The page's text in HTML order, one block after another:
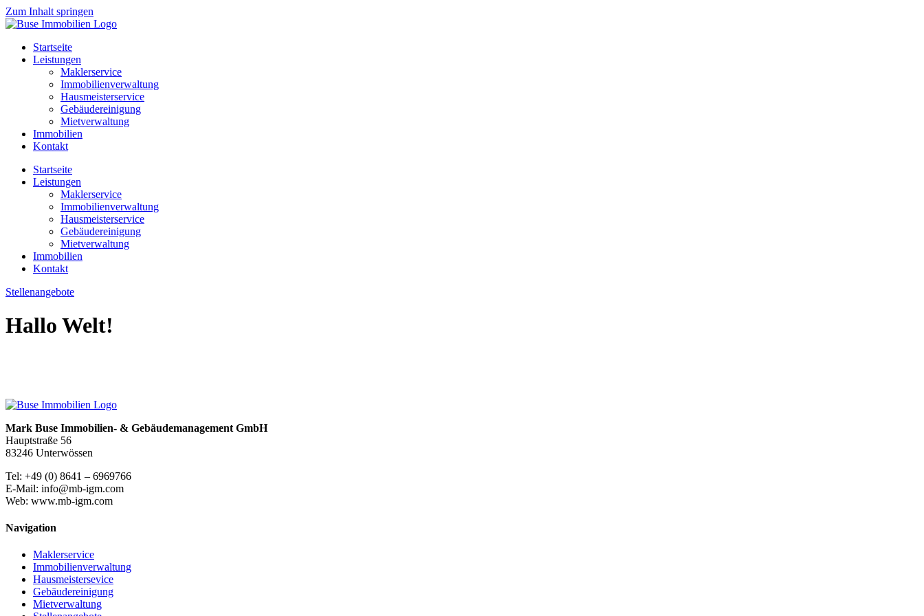
Zum Inhalt springen
Startseite
Leistungen
Maklerservice
Immobilienverwaltung
Hausmeisterservice
Gebäudereinigung
Mietverwaltung
Immobilien
Kontakt
Startseite
Leistungen
Maklerservice
Immobilienverwaltung
Hausmeisterservice
Gebäudereinigung
Mietverwaltung
Immobilien
Kontakt
Stellenangebote
Hallo Welt!
Mark Buse Immobilien- & Gebäudemanagement GmbH
Hauptstraße 56
83246 Unterwössen
Tel: +49 (0) 8641 – 6969766
E-Mail: info@mb-igm.com
Web: www.mb-igm.com
Navigation
Maklerservice
Immobilienverwaltung
Hausmeistersevice
Gebäudereinigung
Mietverwaltung